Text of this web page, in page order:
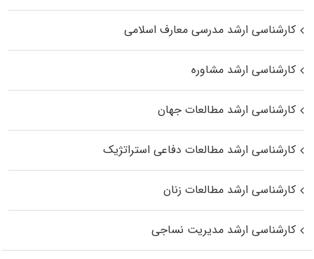
کارشناسی ارشد مدرسی معارف اسلامی
کارشناسی ارشد مشاوره
کارشناسی ارشد مطالعات جهان
کارشناسی ارشد مطالعات دفاعی استراتژیک
کارشناسی ارشد مطالعات زنان
کارشناسی ارشد مدیریت نساجی